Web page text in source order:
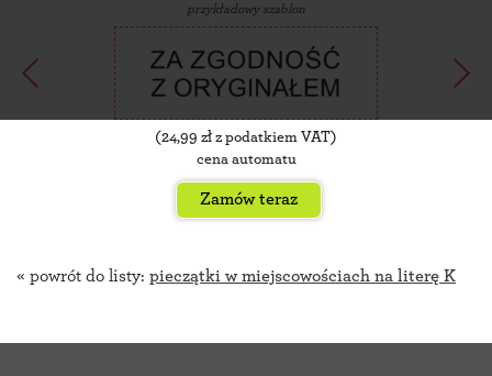
przykładowy szablon
(24,99 zł z podatkiem VAT)
cena automatu
Zamów teraz
« powrót do listy: pieczątki w miejscowościach na literę K